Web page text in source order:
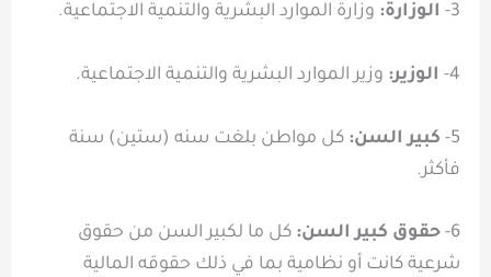
3- الوزارة: وزارة الموارد البشرية والتنمية الاجتماعية.
4- الوزير: وزير الموارد البشرية والتنمية الاجتماعية.
5- كبير السن: كل مواطن بلغت سنه (ستين) سنة
فأكثر.
6- حقوق كبير السن: كل ما لكبير السن من حقوق
شرعية كانت أو نظامية بما في ذلك حقوقه المالية